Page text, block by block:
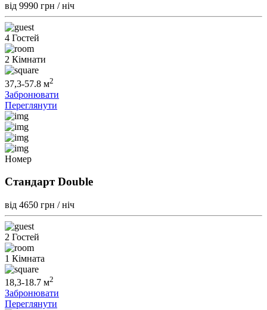
від 9990 грн / ніч
4 Гостей
2 Кімнати
37,3-57.8 м2
Забронювати
Переглянути
Номер
Стандарт Double
від 4650 грн / ніч
2 Гостей
1 Кімната
18,3-18.7 м2
Забронювати
Переглянути